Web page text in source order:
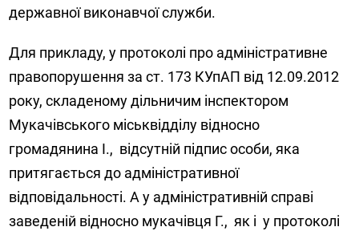
державної виконавчої служби.
Для прикладу, у протоколі про адміністративне
правопорушення за ст. 173 КУпАП від 12.09.2012
року, складеному дільничим інспектором
Мукачівського міськвідділу відносно
громадянина І., відсутній підпис особи, яка
притягається до адміністративної
відповідальності. А у адміністративній справі
заведеній відносно мукачівця Г., як і у протоколі